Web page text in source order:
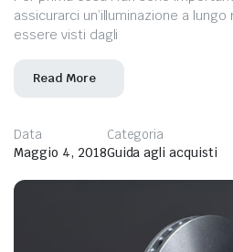
assicurarci un’illuminazione a
essere visti dagli
Read More
Data
Maggio 4, 2018
Categoria
Guida agli acquisti